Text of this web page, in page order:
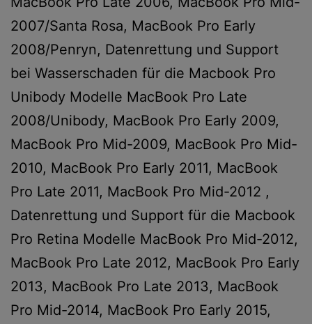
2007/Santa Rosa, MacBook Pro Early
2008/Penryn, Datenrettung und Support
bei Wasserschaden für die Macbook Pro
Unibody Modelle MacBook Pro Late
2008/Unibody, MacBook Pro Early 2009,
MacBook Pro Mid-2009, MacBook Pro Mid-
2010, MacBook Pro Early 2011, MacBook
Pro Late 2011, MacBook Pro Mid-2012 ,
Datenrettung und Support für die Macbook
Pro Retina Modelle MacBook Pro Mid-2012,
MacBook Pro Late 2012, MacBook Pro Early
2013, MacBook Pro Late 2013, MacBook
Pro Mid-2014, MacBook Pro Early 2015,